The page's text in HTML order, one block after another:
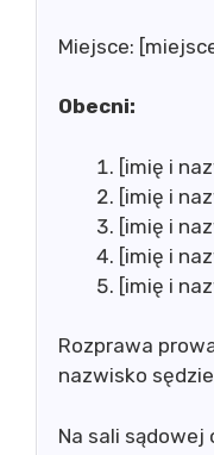
Miejsce:
Obecni:
[imię i
[imię i
[imię i
[imię i
[imię i
Rozprawa
nazwisko
Na sali sądowej